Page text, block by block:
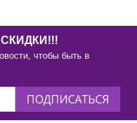
чтобы быть в
ПОДПИСАТЬСЯ